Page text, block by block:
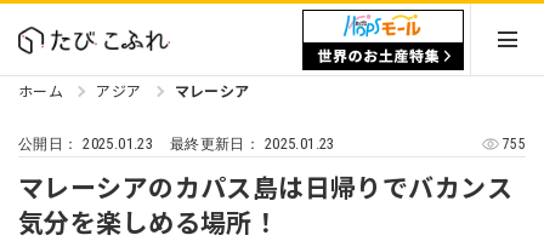
ホーム アジア マレーシア
公開日：2025.01.23 最終更新日： 2025.01.23 755
マレーシアのカパス島は日帰りでバカンス
気分を楽しめる場所！